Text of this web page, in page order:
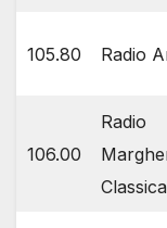
105.80 Radio
106.00
Radio
Classica